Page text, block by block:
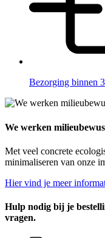
Bezorging binnen
We werken
Met veel concrete
minimaliseren van onze
Hier vind je meer
Hulp nodig bij je
vragen.